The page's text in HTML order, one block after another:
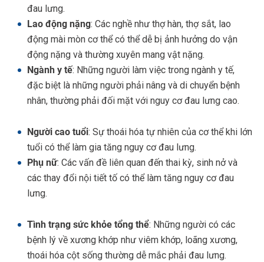
đau lưng.
Lao động nặng: Các nghề như thợ hàn, thợ sắt, lao
động mài mòn cơ thể có thể dễ bị ảnh hưởng do vận
động nặng và thường xuyên mang vật nặng.
Ngành y tế: Những người làm việc trong ngành y tế,
đặc biệt là những người phải nâng và di chuyển bệnh
nhân, thường phải đối mặt với nguy cơ đau lưng cao.
Người cao tuổi: Sự thoái hóa tự nhiên của cơ thể khi lớn
tuổi có thể làm gia tăng nguy cơ đau lưng.
Phụ nữ: Các vấn đề liên quan đến thai kỳ, sinh nở và
các thay đổi nội tiết tố có thể làm tăng nguy cơ đau
lưng.
Tình trạng sức khỏe tổng thể: Những người có các
bệnh lý về xương khớp như viêm khớp, loãng xương,
thoái hóa cột sống thường dễ mắc phải đau lưng.